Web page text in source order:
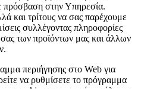
πρόσβαση στην Υπηρεσία.
και τρίτους να σας παρέχουμε
συλλέγοντας πληροφορίες
των προϊόντων μας και άλλων
περιήγησης στο Web για
να ρυθμίσετε το πρόγραμμα